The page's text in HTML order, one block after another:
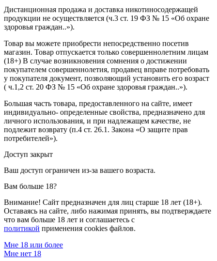
Дистанционная продажа и доставка никотиносодержащей
продукции не осуществляется (ч.3 ст. 19 ФЗ № 15 «Об охране
здоровья граждан..»).
Товар вы можете приобрести непосредственно посетив
магазин. Товар отпускается только совершеннолетним лицам
(18+) В случае возникновения сомнения о достижении
покупателем совершеннолетия, продавец вправе потребовать
у покупателя документ, позволяющий установить его возраст
( ч.1,2 ст. 20 ФЗ № 15 «Об охране здоровья граждан..»).
Большая часть товара, предоставленного на сайте, имеет
индивидуально- определенные свойства, предназначено для
личного использования, и при надлежащем качестве, не
подлежит возврату (п.4 ст. 26.1. Закона «О защите прав
потребителей»).
Доступ закрыт
Ваш доступ ограничен из-за вашего возраста.
Вам больше 18?
Внимание! Сайт предназначен для лиц старше 18 лет (18+).
Оставаясь на сайте, либо нажимая принять, вы подтверждаете
что вам больше 18 лет и соглашаетесь с
политикой применения cookies файлов.
Мне 18 или более
Мне нет 18